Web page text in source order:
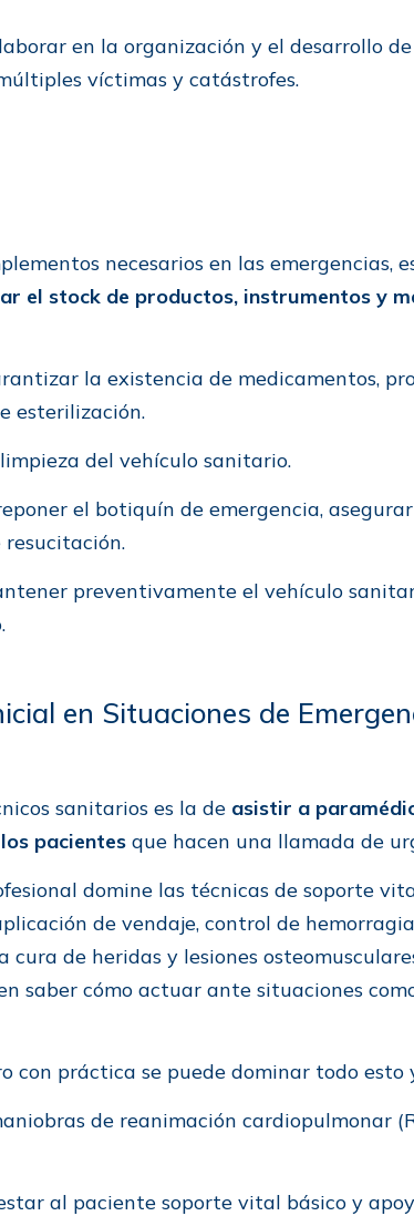
en la organización y el desarrollo
víctimas y catástrofes.
necesarios en las emergencias,
el stock de productos, instrumentos y
la existencia de medicamentos,
esterilización.
del vehículo sanitario.
el botiquín de emergencia,
preventivamente el vehículo
en Situaciones de
sanitarios es la de asistir a
pacientes que hacen una llamada de
domine las técnicas de soporte
de vendaje, control de
cura de heridas y lesiones
saber cómo actuar ante situaciones
con práctica se puede dominar todo esto
de reanimación cardiopulmonar
al paciente soporte vital básico y